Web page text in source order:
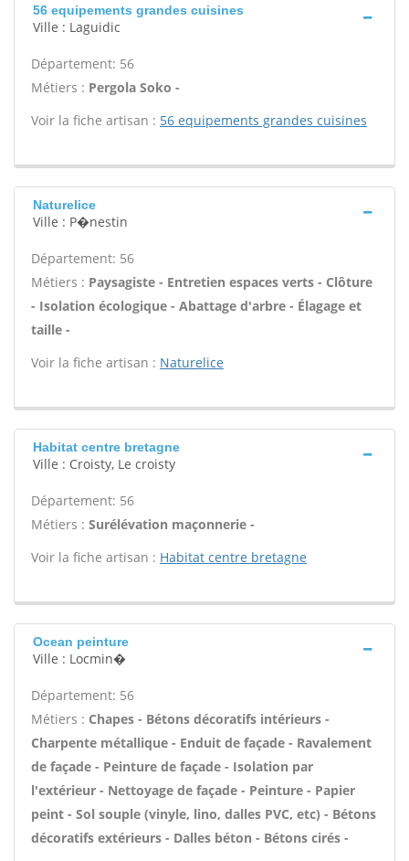
56 equipements grandes cuisines
Ville : Laguidic
Département: 56
Métiers : Pergola Soko -
Voir la fiche artisan : 56 equipements grandes cuisines
Naturelice
Ville : P�nestin
Département: 56
Métiers : Paysagiste - Entretien espaces verts - Clôture
- Isolation écologique - Abattage d'arbre - Élagage et
taille -
Voir la fiche artisan : Naturelice
Habitat centre bretagne
Ville : Croisty, Le croisty
Département: 56
Métiers : Surélévation maçonnerie -
Voir la fiche artisan : Habitat centre bretagne
Ocean peinture
Ville : Locmin�
Département: 56
Métiers : Chapes - Bétons décoratifs intérieurs -
Charpente métallique - Enduit de façade - Ravalement
de façade - Peinture de façade - Isolation par
l'extérieur - Nettoyage de façade - Peinture - Papier
peint - Sol souple (vinyle, lino, dalles PVC, etc) - Bétons
décoratifs extérieurs - Dalles béton - Bétons cirés -